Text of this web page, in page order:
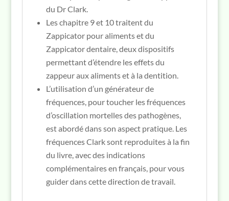
du Dr Clark.
Les chapitre 9 et 10 traitent du
Zappicator pour aliments et du
Zappicator dentaire, deux dispositifs
permettant d’étendre les effets du
zappeur aux aliments et à la dentition.
L’utilisation d’un générateur de
fréquences, pour toucher les fréquences
d’oscillation mortelles des pathogènes,
est abordé dans son aspect pratique. Les
fréquences Clark sont reproduites à la fin
du livre, avec des indications
complémentaires en français, pour vous
guider dans cette direction de travail.